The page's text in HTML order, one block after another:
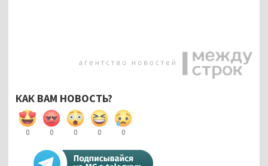
КАК ВАМ НОВОСТЬ?
0 0 0 0 0